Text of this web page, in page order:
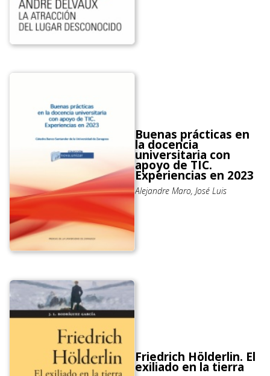
Buenas prácticas en
la docencia
universitaria con
apoyo de TIC.
Experiencias en 2023
Alejandre Maro, José Luis
Friedrich Hölderlin. El
exiliado en la tierra